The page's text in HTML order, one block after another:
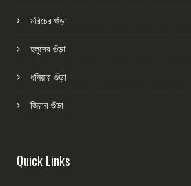
মরিচের গুঁড়া
হলুদের গুঁড়া
ধনিয়ার গুঁড়া
জিরার গুঁড়া
Quick Links